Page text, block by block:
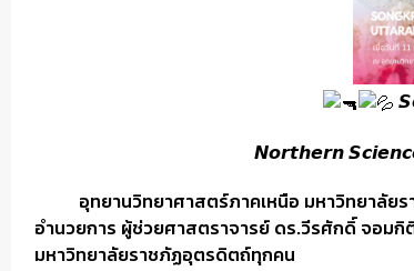
𝙉𝙤𝙧𝙩𝙝𝙚𝙧𝙣
อุทยานวิทยาศาสตร์ภาคเหนือ มหาวิทยาลัยร
อำนวยการ ผู้ช่วยศาสตราจารย์ ดร.วีรศักดิ์ จอม
มหาวิทยาลัยราชภัฏอุตรดิตถ์ทุกคน